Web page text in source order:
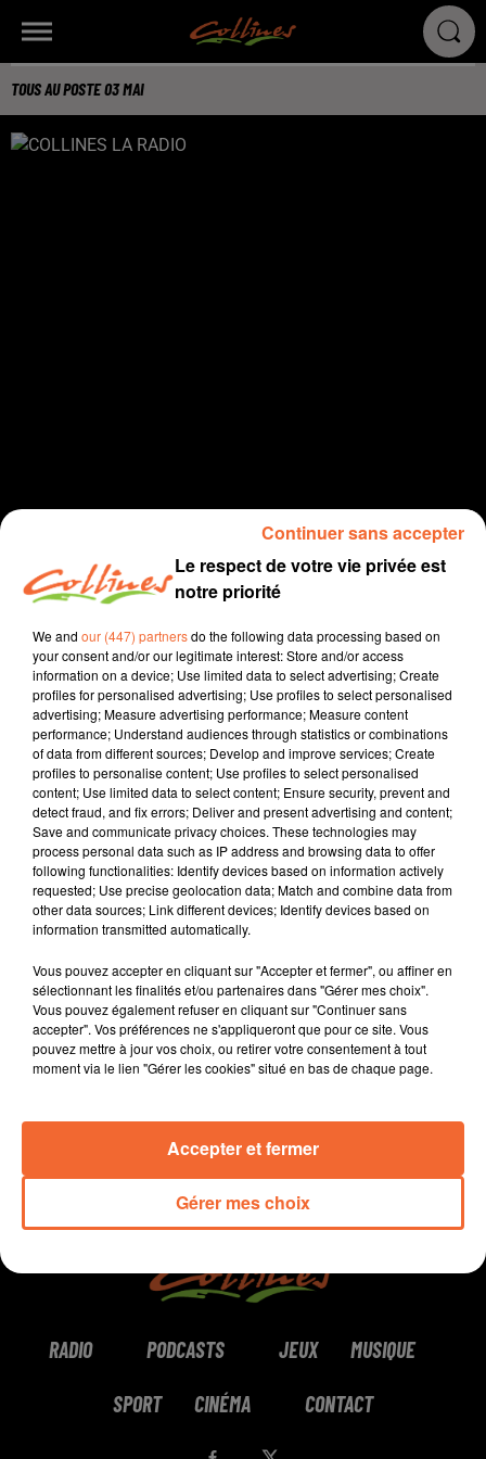
TOUS AU POSTE 03 MAI
Juste pour eux podcast
3 mai 2020
TOUS AU POSTE 03 MAI
Collines la Radio
Juste pour eux
Emission spéciale dédiée à nos anciens confinés dans
leur Ehpad présentée par Jacqueline Pinon et Vincent
Nori.
0:00
RADIO PODCASTS JEUX MUSIQUE
SPORT CINÉMA CONTACT
Le respect de votre vie privée est
notre priorité
We and our (447) partnersdo the following data processing based on
your consent and/or our legitimate interest: Store and/or access
information on a device; Use limited data to select advertising; Create
profiles for personalised advertising; Use profiles to select personalised
advertising; Measure advertising performance; Measure content
performance; Understand audiences through statistics or combinations
of data from different sources; Develop and improve services; Create
profiles to personalise content; Use profiles to select personalised
content; Use limited data to select content; Ensure security, prevent and
detect fraud, and fix errors; Deliver and present advertising and content;
Save and communicate privacy choices. These technologies may
process personal data such as IP address and browsing data to offer
following functionalities: Identify devices based on information actively
requested; Use precise geolocation data; Match and combine data from
other data sources; Link different devices; Identify devices based on
information transmitted automatically.
Vous pouvez accepter en cliquant sur "Accepter et fermer", ou affiner en
sélectionnant les finalités et/ou partenaires dans "Gérer mes choix".
Vous pouvez également refuser en cliquant sur "Continuer sans
accepter". Vos préférences ne s'appliqueront que pour ce site. Vous
pouvez mettre à jour vos choix, ou retirer votre consentement à tout
moment via le lien "Gérer les cookies" situé en bas de chaque page.
Gérer mes choix
Accepter et fermer
Continuer sans accepter